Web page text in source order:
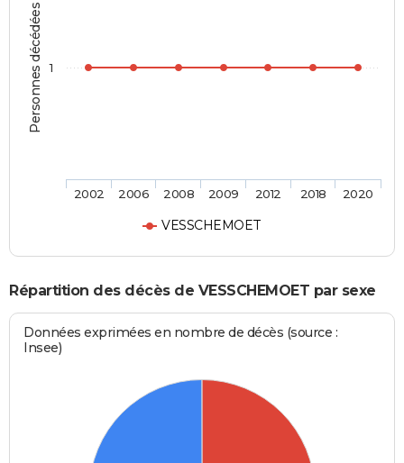
Personnes décédées
VESSCHEMOET
2002 2006 2008 2009 2012 2018 2020
1
Répartition des décès de VESSCHEMOET par sexe
Données exprimées en nombre de décès (source :
Insee)